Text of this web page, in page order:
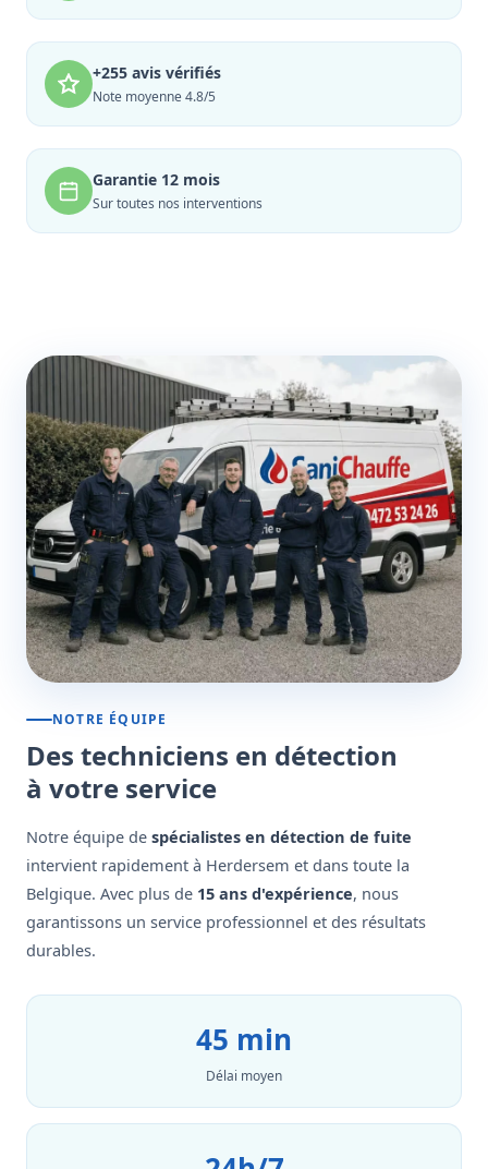
+255 avis vérifiés
Note moyenne 4.8/5
Garantie 12 mois
Sur toutes nos interventions
NOTRE ÉQUIPE
Des techniciens en détection
à votre service
Notre équipe de spécialistes en détection de fuite
intervient rapidement à Herdersem et dans toute la
Belgique. Avec plus de 15 ans d'expérience, nous
garantissons un service professionnel et des résultats
durables.
45 min
Délai moyen